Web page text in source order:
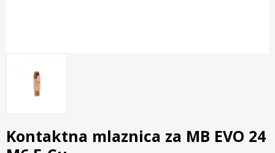
Kontaktna mlaznica za MB EVO 24